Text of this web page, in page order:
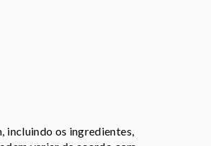
incluindo os ingredientes,